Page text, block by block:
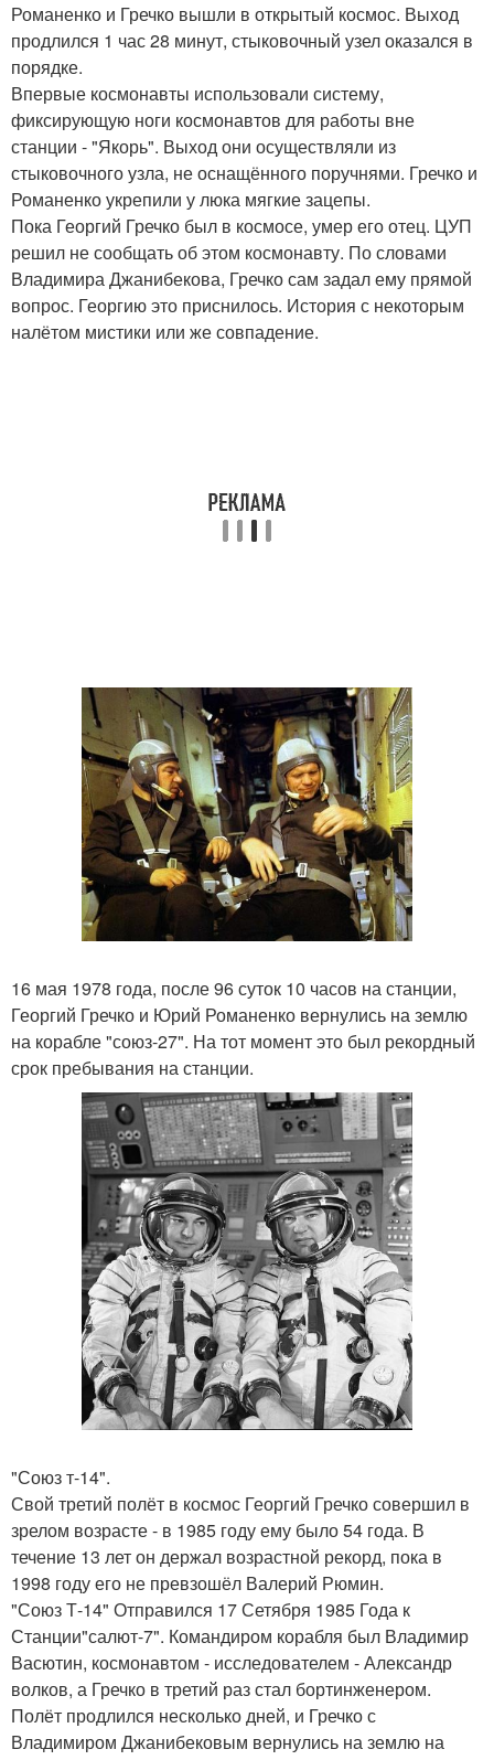
Романенко и Гречко вышли в открытый космос. Выход
продлился 1 час 28 минут, стыковочный узел оказался в
порядке.
Впервые космонавты использовали систему,
фиксирующую ноги космонавтов для работы вне
станции - "Якорь". Выход они осуществляли из
стыковочного узла, не оснащённого поручнями. Гречко и
Романенко укрепили у люка мягкие зацепы.
Пока Георгий Гречко был в космосе, умер его отец. ЦУП
решил не сообщать об этом космонавту. По словами
Владимира Джанибекова, Гречко сам задал ему прямой
вопрос. Георгию это приснилось. История с некоторым
налётом мистики или же совпадение.
16 мая 1978 года, после 96 суток 10 часов на станции,
Георгий Гречко и Юрий Романенко вернулись на землю
на корабле "союз-27". На тот момент это был рекордный
срок пребывания на станции.
"Союз т-14".
Свой третий полёт в космос Георгий Гречко совершил в
зрелом возрасте - в 1985 году ему было 54 года. В
течение 13 лет он держал возрастной рекорд, пока в
1998 году его не превзошёл Валерий Рюмин.
"Союз Т-14" Отправился 17 Сетября 1985 Года к
Станции"салют-7". Командиром корабля был Владимир
Васютин, космонавтом - исследователем - Александр
волков, а Гречко в третий раз стал бортинженером.
Полёт продлился несколько дней, и Гречко с
Владимиром Джанибековым вернулись на землю на